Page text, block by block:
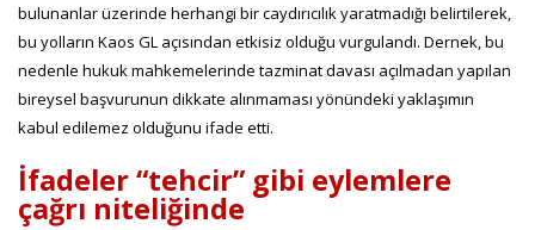
bulunanlar üzerinde herhangi bir caydırıcılık yaratmadığı belirtilerek,
bu yolların Kaos GL açısından etkisiz olduğu vurgulandı. Dernek, bu
nedenle hukuk mahkemelerinde tazminat davası açılmadan yapılan
bireysel başvurunun dikkate alınmaması yönündeki yaklaşımın
kabul edilemez olduğunu ifade etti.
İfadeler “tehcir” gibi eylemlere
çağrı niteliğinde